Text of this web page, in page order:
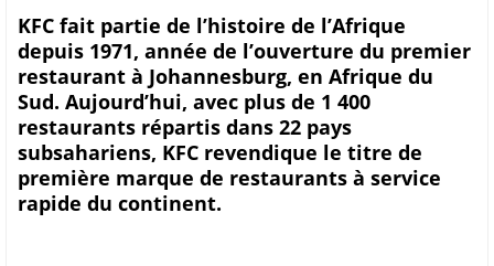
KFC fait partie de l’histoire de l’Afrique
depuis 1971, année de l’ouverture du premier
restaurant à Johannesburg, en Afrique du
Sud. Aujourd’hui, avec plus de 1 400
restaurants répartis dans 22 pays
subsahariens, KFC revendique le titre de
première marque de restaurants à service
rapide du continent.